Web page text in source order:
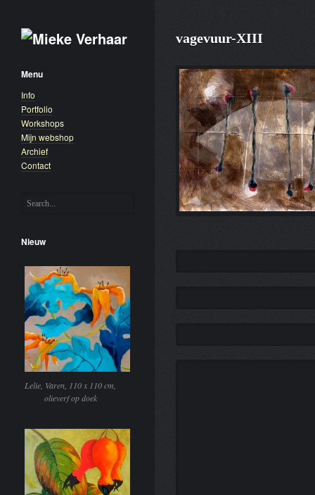
Menu
Info
Portfolio
Workshops
Mijn webshop
Archief
Contact
Nieuw
Lelie, Varen, 110 x 110 cm,
olieverf op doek
vagevuur-XIII